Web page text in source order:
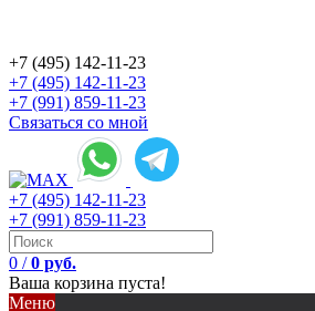
+7 (495) 142-11-23
+7 (495) 142-11-23
+7 (991) 859-11-23
Связаться со мной
+7 (495) 142-11-23
+7 (991) 859-11-23
0 / 0 руб.
Ваша корзина пуста!
Меню